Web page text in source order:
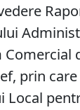
Comercial
prin
Local